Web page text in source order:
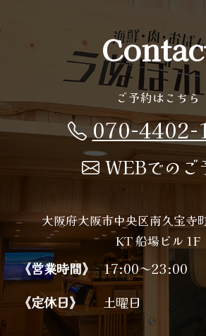
ご予約はこちら
070-4402-
WEBでのご
大阪府大阪市中央区南久宝寺
KT 船場ビル 1F
《営業時間》 17:00～23:00
《定休日》 土曜日